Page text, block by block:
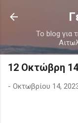
Το blog για
12 Οκτώβρη
- Οκτωβρίου 14,